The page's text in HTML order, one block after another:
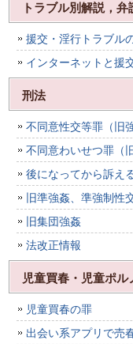
トラブル別解説，弁
援交・淫行トラブル
インターネットと援
刑法
不同意性交等罪（旧
不同意わいせつ罪（
後になってから訴え
旧準強姦、準強制性
旧集団強姦
法改正情報
児童買春・児童ポル
児童買春の罪
出会い系アプリで売